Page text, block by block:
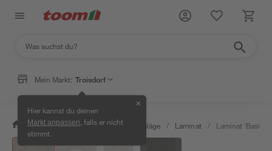
Mein Markt: Troisdorf
Hier kannst du deinen
Markt anpassen , falls er nicht
stimmt.
✕
/ Bauen & Renovieren / Bodenbeläge / Laminat / Laminat 'Basic'